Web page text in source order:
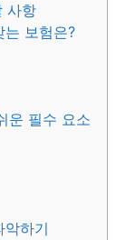
사항
는 보험은?
운 필수 요소
악하기